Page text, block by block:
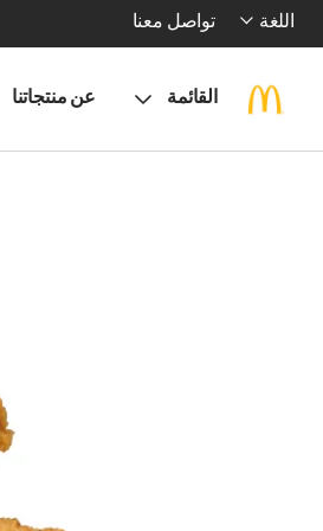
اللغة تواصل معنا
القائمة عن منتجاتنا